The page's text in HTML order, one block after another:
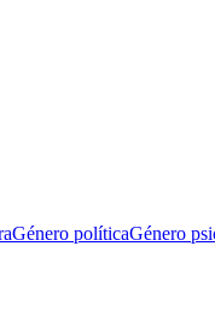
Género políticaGénero